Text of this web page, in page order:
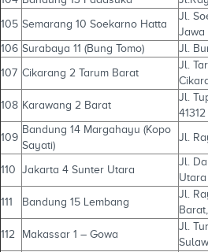
105 Semarang 10 Soekarno Hatta
Jl.
Jawa
106 Surabaya 11 (Bung Tomo) Jl.
107 Cikarang 2 Tarum Barat
Jl.
108 Karawang 2 Barat
Jl.
41312
109
Bandung 14 Margahayu (Kopo
Sayati)
Jl.
110 Jakarta 4 Sunter Utara
Jl.
Utara
111 Bandung 15 Lembang
Jl.
112 Makassar 1 – Gowa
Jl.